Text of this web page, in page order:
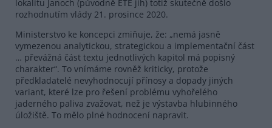
lokalitu Janoch (původně ETE jih) totiž skutečně došlo
rozhodnutím vlády 21. prosince 2020.
Ministerstvo ke koncepci zmiňuje, že: „nemá jasně
vymezenou analytickou, strategickou a implementační část
… převážná část textu jednotlivých kapitol má popisný
charakter“. To vnímáme rovněž kriticky, protože
předkladatelé nevyhodnocují přínosy a dopady jiných
variant, které lze pro řešení problému vyhořelého
jaderného paliva zvažovat, než je výstavba hlubinného
úložiště. To mělo plné hodnocení napravit.